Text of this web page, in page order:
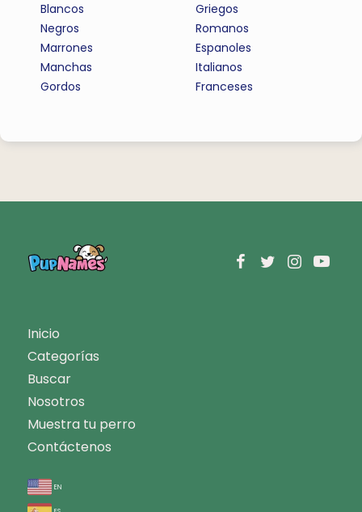
Blancos
Negros
Marrones
Manchas
Gordos
Griegos
Romanos
Espanoles
Italianos
Franceses
Inicio
Categorías
Buscar
Nosotros
Muestra tu perro
Contáctenos
en